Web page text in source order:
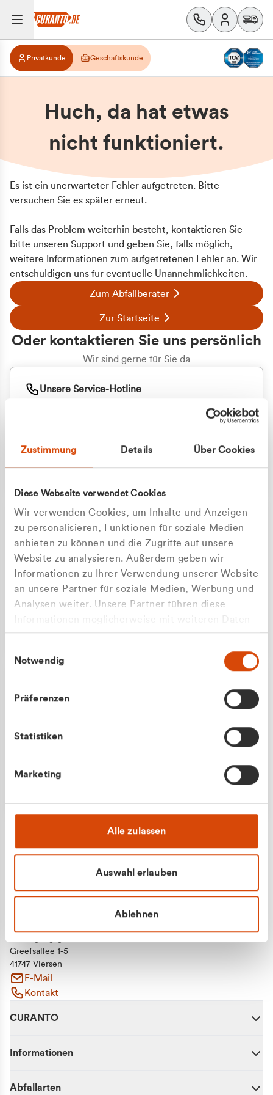
Zustimmung Details Über Cookies
Diese Webseite verwendet Cookies
Wir verwenden Cookies, um Inhalte und Anzeigen
zu personalisieren, Funktionen für soziale Medien
anbieten zu können und die Zugriffe auf unsere
Website zu analysieren. Außerdem geben wir
Informationen zu Ihrer Verwendung unserer Website
an unsere Partner für soziale Medien, Werbung und
Analysen weiter. Unsere Partner führen diese
zusammen, die Sie ihnen bereitgestellt haben oder
gesammelt haben.
Notwendig
Präferenzen
Statistiken
Marketing
Alle zulassen
Auswahl erlauben
Ablehnen
Privatkunde Geschäftskunde
Huch, da hat etwas
nicht funktioniert.
Es ist ein unerwarteter Fehler aufgetreten. Bitte
versuchen Sie es später erneut.
Falls das Problem weiterhin besteht, kontaktieren Sie
bitte unseren Support und geben Sie, falls möglich,
weitere Informationen zum aufgetretenen Fehler an. Wir
entschuldigen uns für eventuelle Unannehmlichkeiten.
Zum Abfallberater
Zur Startseite
Oder kontaktieren Sie uns persönlich
Wir sind gerne für Sie da
Unsere Service-Hotline
+49 177 8376058
Apilash Balanesan
Greefsallee 1-5
41747 Viersen
E-Mail
Kontakt
CURANTO
Informationen
Abfallarten